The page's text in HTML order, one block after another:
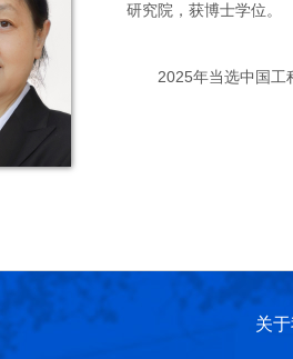
研究院，获博士学位。
2025年当选中国工
关